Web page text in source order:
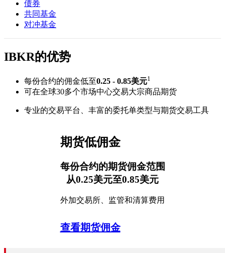
债券
共同基金
对冲基金
IBKR的优势
每份合约的佣金低至0.25 - 0.85美元1
可在全球30多个市场中心交易大宗商品期货
专业的交易平台、丰富的委托单类型与期货交易工具
期货低佣金
每份合约的期货佣金范围
从0.25美元至0.85美元
外加交易所、监管和清算费用
查看期货佣金